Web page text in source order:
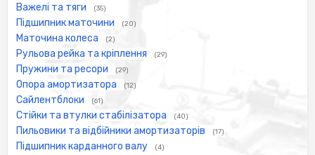
Важелі та тяги (35)
Підшипник маточини (20)
Маточина колеса (2)
Рульова рейка та кріплення (29)
Пружини та ресори (29)
Опора амортизатора (12)
Сайлентблоки (61)
Стійки та втулки стабілізатора (40)
Пильовики та відбійники амортизаторів (17)
Підшипник карданного валу (4)